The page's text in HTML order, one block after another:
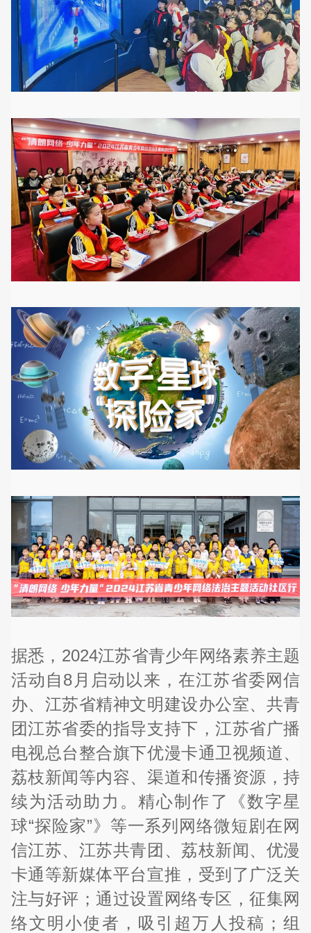
据悉，2024江苏省青少年网络素养主题
活动自8月启动以来，在江苏省委网信
办、江苏省精神文明建设办公室、共青
团江苏省委的指导支持下，江苏省广播
电视总台整合旗下优漫卡通卫视频道、
荔枝新闻等内容、渠道和传播资源，持
续为活动助力。精心制作了《数字星
球“探险家”》等一系列网络微短剧在网
信江苏、江苏共青团、荔枝新闻、优漫
卡通等新媒体平台宣推，受到了广泛关
注与好评；通过设置网络专区，征集网
络文明小使者，吸引超万人投稿；组